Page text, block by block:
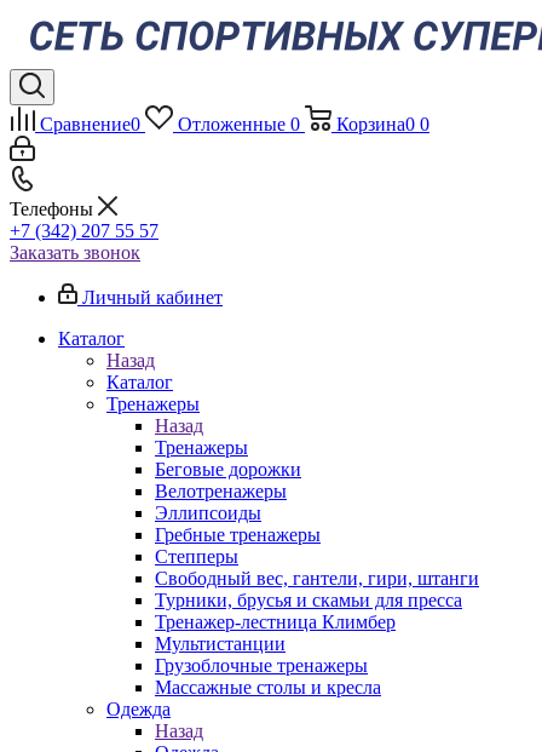
Сравнение0 Отложенные 0 Корзина0 0
Телефоны
+7 (342) 207 55 57
Заказать звонок
Личный кабинет
Каталог
Назад
Каталог
Тренажеры
Назад
Тренажеры
Беговые дорожки
Велотренажеры
Эллипсоиды
Гребные тренажеры
Степперы
Свободный вес, гантели, гири, штанги
Турники, брусья и скамьи для пресса
Тренажер-лестница Климбер
Мультистанции
Грузоблочные тренажеры
Массажные столы и кресла
Одежда
Назад